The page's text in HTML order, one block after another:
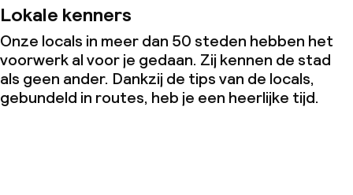
Lokale kenners
Onze locals in meer dan 50 steden hebben het
voorwerk al voor je gedaan. Zij kennen de stad
als geen ander. Dankzij de tips van de locals,
gebundeld in routes, heb je een heerlijke tijd.